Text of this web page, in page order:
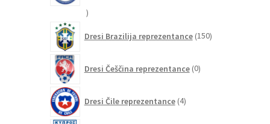
20
Dresi Brazilija reprezentance 150izdelkov
Dresi Češčina reprezentance 0izdelkov
Dresi Čile reprezentance 4izdelki